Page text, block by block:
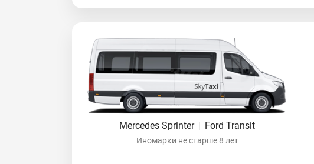
Mercedes Sprinter | Ford Transit
Иномарки не старше 8 лет